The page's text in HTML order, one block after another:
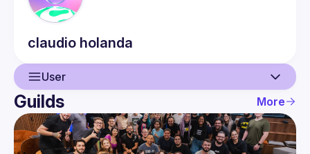
claudio holanda
User
User
Events
Guilds More